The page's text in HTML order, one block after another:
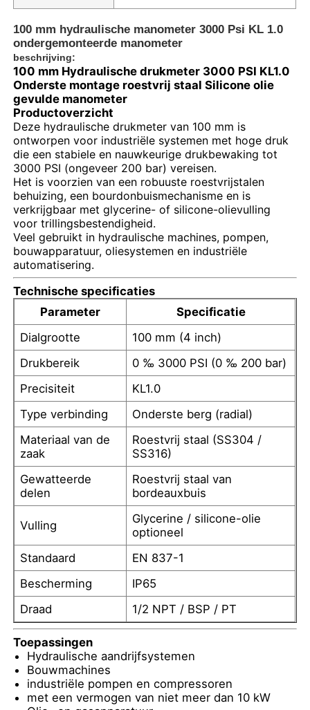
Thuis
Producten
Over ons
Fabrieksreis
Kwaliteitscontrole
Contacteer ons
Vraag een offerte aan
Drukmeter van roestvrij staal
schokbestendige drukmeter
Temperatuur- en manometer
100 mm hydraulische manometer 3000 Psi KL 1.0
ondergemonteerde manometer
beschrijving:
100 mm Hydraulische drukmeter 3000 PSI KL1.0
Onderste montage roestvrij staal Silicone olie
gevulde manometer
Productoverzicht
Deze hydraulische drukmeter van 100 mm is
ontworpen voor industriële systemen met hoge druk
die een stabiele en nauwkeurige drukbewaking tot
3000 PSI (ongeveer 200 bar) vereisen.
Het is voorzien van een robuuste roestvrijstalen
behuizing, een bourdonbuismechanisme en is
verkrijgbaar met glycerine- of silicone-olievulling
voor trillingsbestendigheid.
Veel gebruikt in hydraulische machines, pompen,
bouwapparatuur, oliesystemen en industriële
automatisering.
Technische specificaties
Parameter
Specificatie
Dialgrootte
100 mm (4 inch)
Drukbereik
0 ‰ 3000 PSI (0 ‰ 200 bar)
Precisiteit
KL1.0
Type verbinding
Onderste berg (radial)
Materiaal van de
zaak
Roestvrij staal (SS304 /
SS316)
Gewatteerde
delen
Roestvrij staal van
bordeauxbuis
Vulling
Glycerine / silicone-olie
optioneel
Standaard
EN 837-1
Bescherming
IP65
Draad
1/2 NPT / BSP / PT
Toepassingen
Hydraulische aandrijfsystemen
Bouwmachines
industriële pompen en compressoren
met een vermogen van niet meer dan 10 kW